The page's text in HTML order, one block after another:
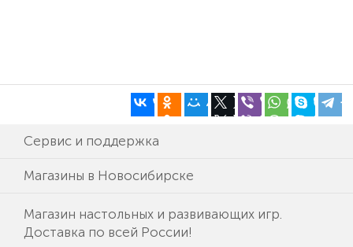
Сервис и поддержка
Магазины в Новосибирске
Магазин настольных и развивающих игр.
Доставка по всей России!